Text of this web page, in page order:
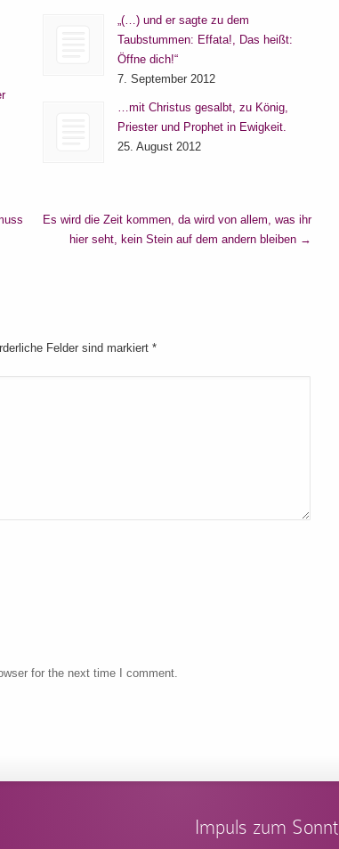
„(…) und er sagte zu dem
Taubstummen: Effata!, Das heißt:
Öffne dich!“
7. September 2012
…mit Christus gesalbt, zu König,
Priester und Prophet in Ewigkeit.
25. August 2012
Es wird die Zeit kommen, da wird von allem, was ihr
hier seht, kein Stein auf dem andern bleiben →
Felder sind markiert *
for the next time I comment.
Impuls zum